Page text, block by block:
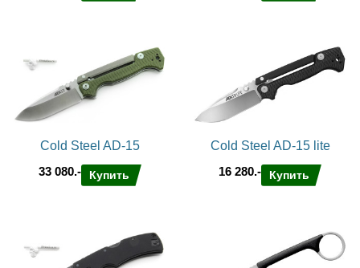
Cold Steel AD-15
33 080.-
Купить
Cold Steel AD-15 lite
16 280.-
Купить